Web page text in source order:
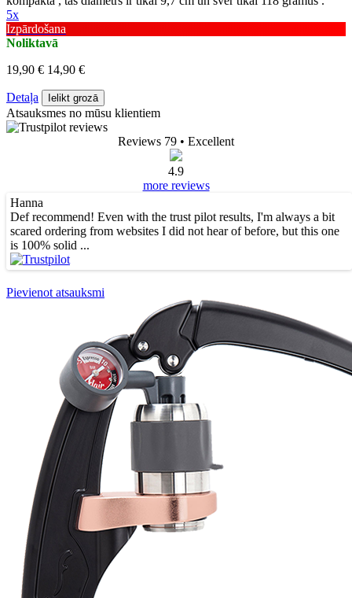
5x
Izpārdošana
Noliktavā
19,90 € 14,90 €
Detaļa Ielikt grozā
Atsauksmes no mūsu klientiem
Reviews 79 • Excellent
4.9
more reviews
Hanna
Def recommend! Even with the trust pilot results, I'm always a bit
scared ordering from websites I did not hear of before, but this one
is 100% solid ...
Pievienot atsauksmi